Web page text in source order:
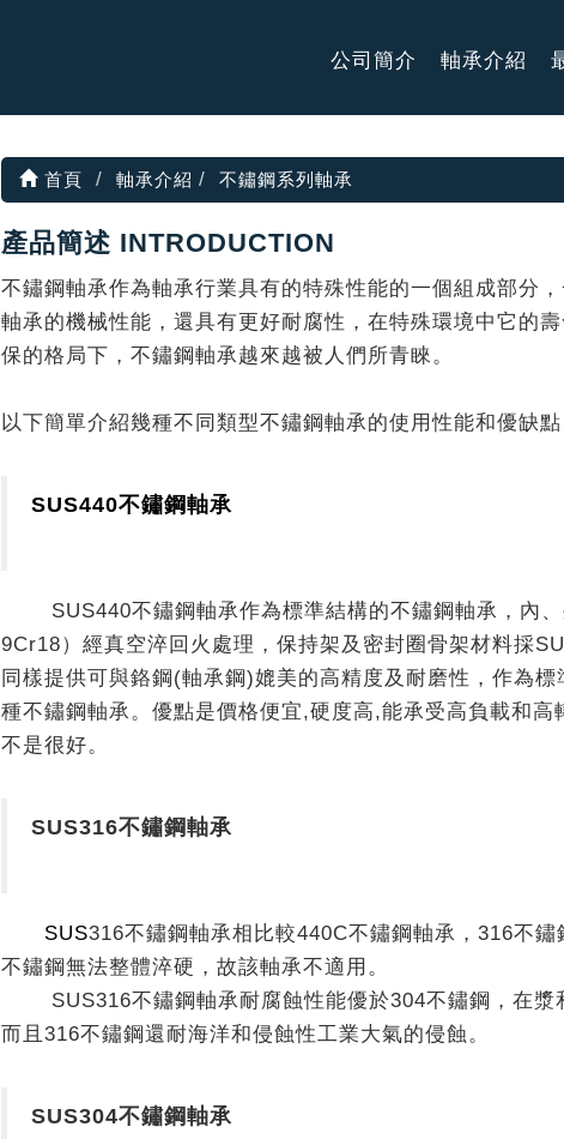
公司簡介 軸承介紹
首頁 軸承介紹 不鏽鋼系列軸承
產品簡述 INTRODUCTION
不鏽鋼軸承作為軸承行業具有的特殊性能的一個組成部分
軸承的機械性能，還具有更好耐腐性，在特殊環境中它的
保的格局下，不鏽鋼軸承越來越被人們所青睞。
以下簡單介紹幾種不同類型不鏽鋼軸承的使用性能和優缺點
SUS440不鏽鋼軸承
SUS440不鏽鋼軸承作為標準結構的不鏽鋼軸承，內、
9Cr18）經真空淬回火處理，保持架及密封圈骨架材料採
同樣提供可與鉻鋼(軸承鋼)媲美的高精度及耐磨性，作為
種不鏽鋼軸承。優點是價格便宜,硬度高,能承受高負載和
不是很好。
SUS316不鏽鋼軸承
SUS316不鏽鋼軸承相比較440C不鏽鋼軸承，316不
不鏽鋼無法整體淬硬，故該軸承不適用。
SUS316不鏽鋼軸承耐腐蝕性能優於304不鏽鋼，在漿
而且316不鏽鋼還耐海洋和侵蝕性工業大氣的侵蝕。
SUS304不鏽鋼軸承